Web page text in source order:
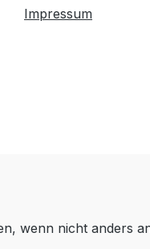
Impressum
wenn nicht anders